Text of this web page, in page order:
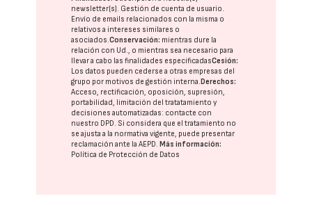
newsletter(s). Gestión de cuenta de usuario.
Envío de emails relacionados con la misma o
relativos a intereses similares o
asociados.Conservación: mientras dure la
relación con Ud., o mientras sea necesario para
llevar a cabo las finalidades especificadasCesión:
Los datos pueden cederse a otras empresas del
grupo por motivos de gestión interna. Derechos:
Acceso, rectificación, oposición, supresión,
portabilidad, limitación del tratatamiento y
decisiones automatizadas: contacte con
nuestro DPD. Si considera que el tratamiento no
se ajusta a la normativa vigente, puede presentar
reclamación ante laAEPD. Más información:
Política de Protección de Datos